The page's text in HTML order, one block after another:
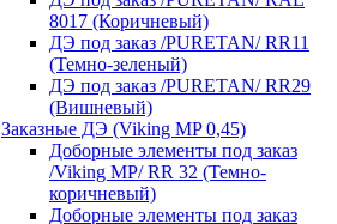
8017 (Коричневый)
ДЭ под заказ /PURETAN/ RR11
(Темно-зеленый)
ДЭ под заказ /PURETAN/ RR29
(Вишневый)
Заказные ДЭ (Viking MP 0,45)
Доборные элементы под заказ
/Viking MP/ RR 32 (Темно-
коричневый)
Доборные элементы под заказ